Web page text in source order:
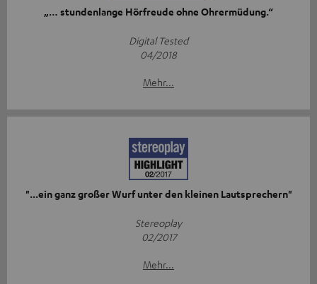
„… stundenlange Hörfreude ohne Ohrermüdung.“
Digital Tested
04/2018
Mehr...
"...ein ganz großer Wurf unter den kleinen Lautsprechern"
Stereoplay
02/2017
Mehr...